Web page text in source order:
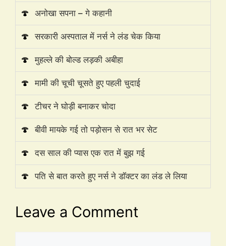
🍄 अनोखा सपना – गे कहानी
🍄 सरकारी अस्पताल में नर्स ने लंड चेक किया
🍄 मुहल्ले की बोल्ड लड़की अबीहा
🍄 मामी की चूची चूसते हुए पहली चुदाई
🍄 टीचर ने घोड़ी बनाकर चोदा
🍄 बीवी मायके गई तो पड़ोसन से रात भर सेट
🍄 दस साल की प्यास एक रात में बुझ गई
🍄 पति से बात करते हुए नर्स ने डॉक्टर का लंड ले लिया
Leave a Comment